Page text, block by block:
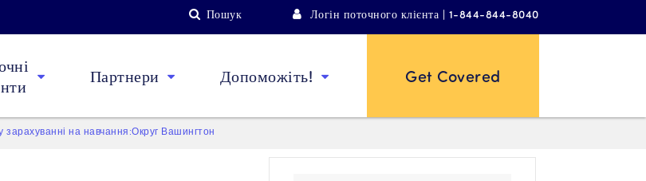
Пошук Логін поточного клієнта | 1-844-844-8040
Партнери Допоможіть! Get Covered
на навчання:Округ Вашингтон